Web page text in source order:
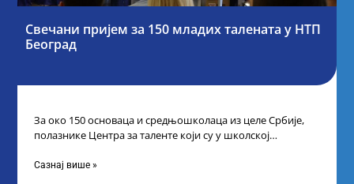
Свечани пријем за 150 младих талената у НТП
Београд
За око 150 основаца и средњошколаца из целе Србије,
полазнике Центра за таленте који су у школској
Сазнај више »